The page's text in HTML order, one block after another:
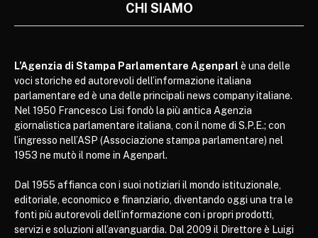
CHI SIAMO
L’Agenzia di Stampa Parlamentare Agenparl è una delle
voci storiche ed autorevoli dell’informazione italiana
parlamentare ed è una delle principali news company italiane.
Nel 1950 Francesco Lisi fondò la più antica Agenzia
giornalistica parlamentare italiana, con il nome di S.P.E.; con
l’ingresso nell’ASP (Associazione stampa parlamentare) nel
1953 ne mutò il nome in Agenparl.
Dal 1955 affianca con i suoi notiziari il mondo istituzionale,
editoriale, economico e finanziario, diventando oggi una tra le
fonti più autorevoli dell’informazione con i propri prodotti,
servizi e soluzioni all’avanguardia. Dal 2009 il Direttore è Luigi